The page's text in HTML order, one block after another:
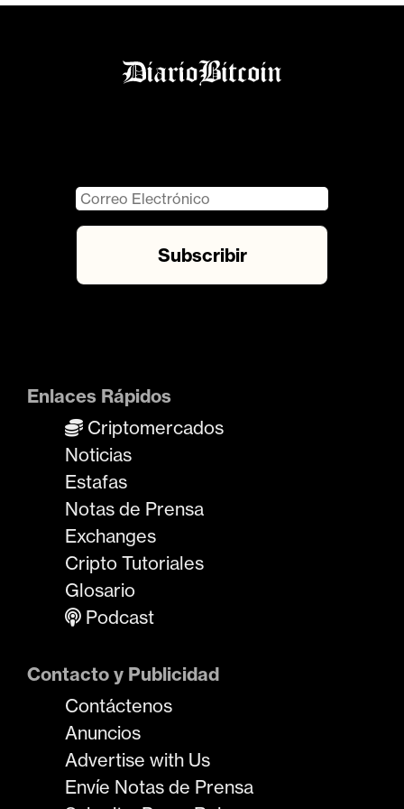
Enlaces Rápidos
Criptomercados
Noticias
Estafas
Notas de Prensa
Exchanges
Cripto Tutoriales
Glosario
Podcast
Contacto y Publicidad
Contáctenos
Anuncios
Advertise with Us
Envíe Notas de Prensa